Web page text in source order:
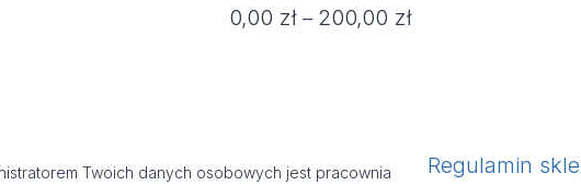
0,00 zł – 200,00 złZakres
200,00 zł
Twoich danych osobowych jest pracownia
Regulamin